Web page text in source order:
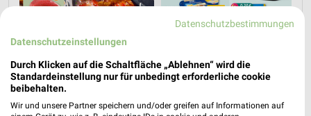
Datenschutzbestimmungen
Datenschutzeinstellungen
Durch Klicken auf die Schaltfläche „Ablehnen“ wird die
Standardeinstellung nur für unbedingt erforderliche cookie
beibehalten.
Wir und unsere Partner speichern und/oder greifen auf Informationen auf